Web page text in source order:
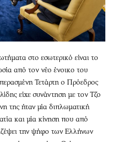
στο εσωτερικό είναι το
από τον νέο ένοικο του
Τετάρτη ο Πρόεδρος
είχε συνάντηση με τον Τζο
της ήταν μία διπλωματική
και μία κίνηση που από
την ψήφο των Ελλήνων